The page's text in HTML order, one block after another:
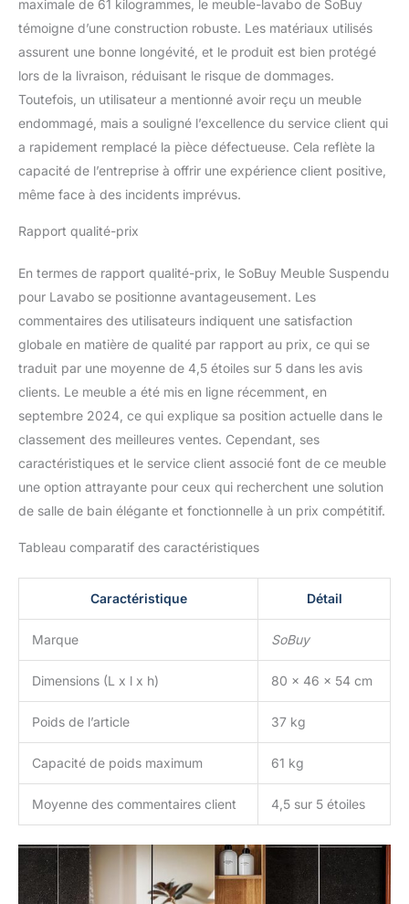
maximum : 61 kg. L'heure
peut être différente.
maximale de 61 kilogrammes, le meuble-lavabo de SoBuy
témoigne d’une construction robuste. Les matériaux utilisés
assurent une bonne longévité, et le produit est bien protégé
lors de la livraison, réduisant le risque de dommages.
Toutefois, un utilisateur a mentionné avoir reçu un meuble
endommagé, mais a souligné l’excellence du service client qui
a rapidement remplacé la pièce défectueuse. Cela reflète la
capacité de l’entreprise à offrir une expérience client positive,
même face à des incidents imprévus.
Rapport qualité-prix
En termes de rapport qualité-prix, le SoBuy Meuble Suspendu
pour Lavabo se positionne avantageusement. Les
commentaires des utilisateurs indiquent une satisfaction
globale en matière de qualité par rapport au prix, ce qui se
traduit par une moyenne de 4,5 étoiles sur 5 dans les avis
clients. Le meuble a été mis en ligne récemment, en
septembre 2024, ce qui explique sa position actuelle dans le
classement des meilleures ventes. Cependant, ses
caractéristiques et le service client associé font de ce meuble
une option attrayante pour ceux qui recherchent une solution
de salle de bain élégante et fonctionnelle à un prix compétitif.
Tableau comparatif des caractéristiques
Caractéristique Détail
Marque SoBuy
Dimensions (L x l x h) 80 x 46 x 54 cm
Poids de l’article 37 kg
Capacité de poids maximum 61 kg
Moyenne des commentaires client 4,5 sur 5 étoiles